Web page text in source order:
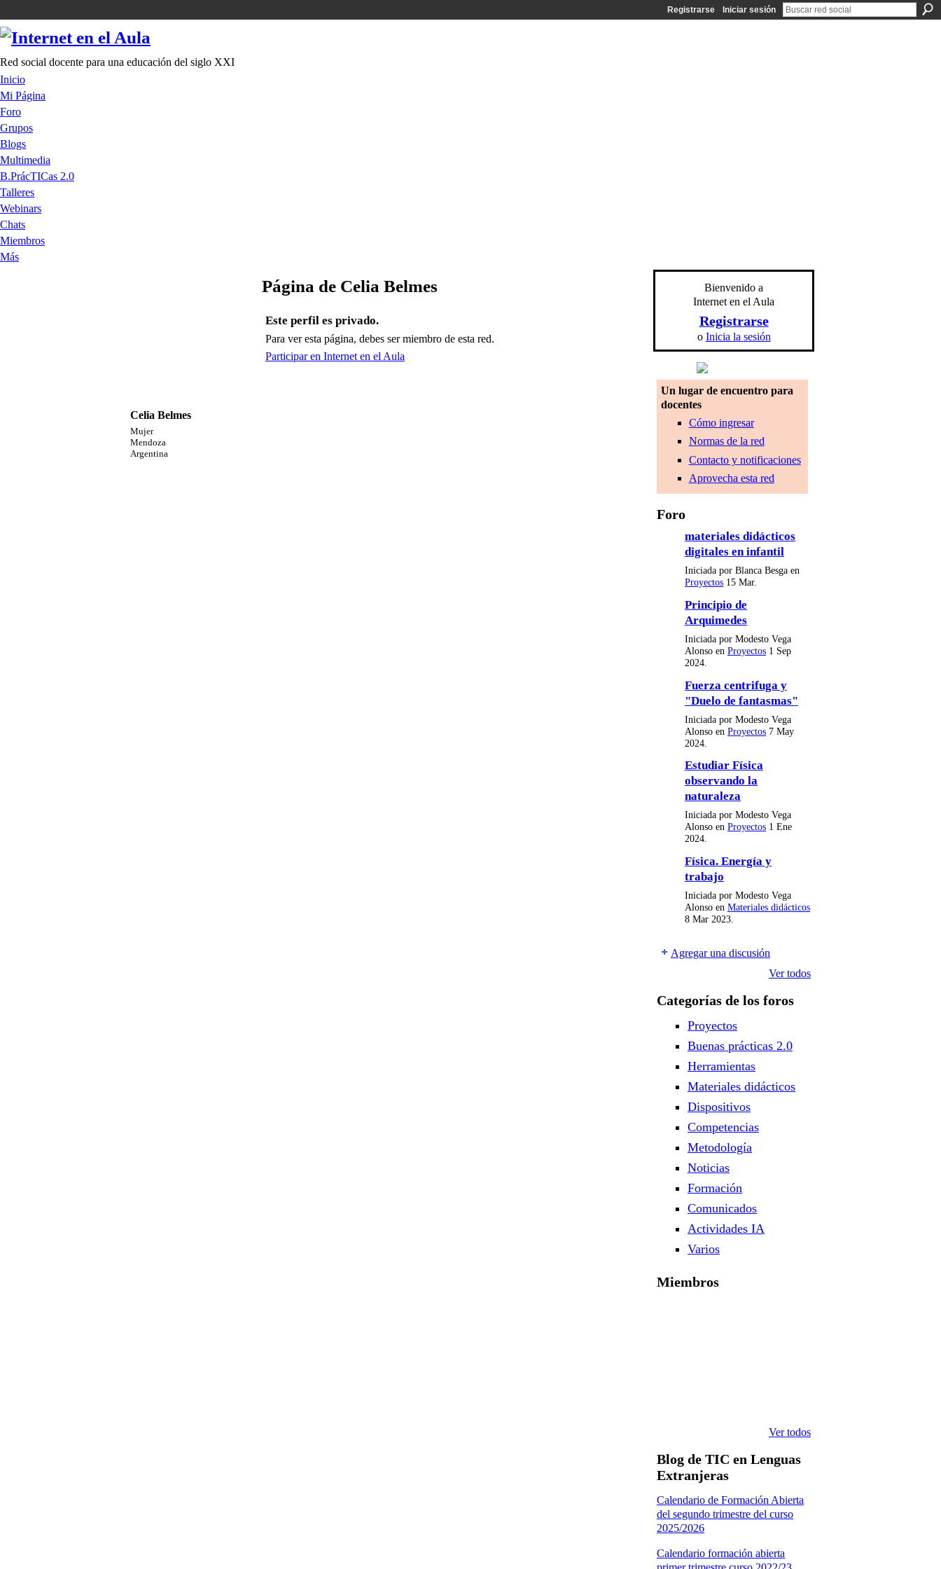
Registrarse Iniciar sesión
Red social docente para una educación del siglo XXI
Inicio
Mi Página
Foro
Grupos
Blogs
Multimedia
B.PrácTICas 2.0
Talleres
Webinars
Chats
Miembros
Más
Celia Belmes
Mujer
Mendoza
Argentina
Página de Celia Belmes
Este perfil es privado.
Para ver esta página, debes ser miembro de esta red.
Participar en Internet en el Aula
Bienvenido a
Internet en el Aula
Registrarse
o Inicia la sesión
Un lugar de encuentro para
docentes
Cómo ingresar
Normas de la red
Contacto y notificaciones
Aprovecha esta red
Foro
materiales didácticos
digitales en infantil
Iniciada por Blanca Besga en
Proyectos 15 Mar.
Principio de
Arquimedes
Iniciada por Modesto Vega
Alonso en Proyectos 1 Sep
2024.
Fuerza centrifuga y
"Duelo de fantasmas"
Iniciada por Modesto Vega
Alonso en Proyectos 7 May
2024.
Estudiar Física
observando la
naturaleza
Iniciada por Modesto Vega
Alonso en Proyectos 1 Ene
2024.
Física. Energía y
trabajo
Iniciada por Modesto Vega
Alonso en Materiales didácticos
8 Mar 2023.
Agregar una discusión
Ver todos
Categorías de los foros
Proyectos
Buenas prácticas 2.0
Herramientas
Materiales didácticos
Dispositivos
Competencias
Metodología
Noticias
Formación
Comunicados
Actividades IA
Varios
Miembros
Ver todos
Blog de TIC en Lenguas
Extranjeras
Calendario de Formación Abierta
del segundo trimestre del curso
2025/2026
Calendario formación abierta